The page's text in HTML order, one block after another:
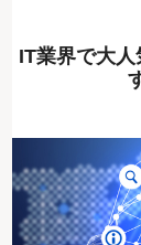
IT業界で大